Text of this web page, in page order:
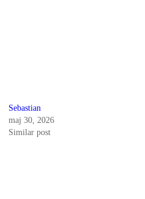
Sebastian
maj 30, 2026
Similar post